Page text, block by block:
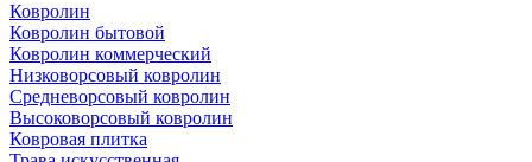
Ковролин
Ковролин бытовой
Ковролин коммерческий
Низковорсовый ковролин
Средневорсовый ковролин
Высоковорсовый ковролин
Ковровая плитка